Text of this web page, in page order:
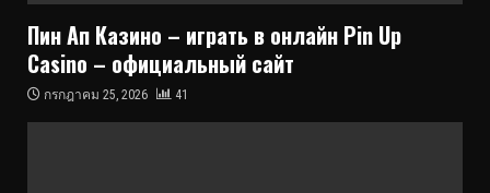
Пин Ап Казино – играть в онлайн Pin Up
Casino – официальный сайт
กรกฎาคม 25, 2026 41